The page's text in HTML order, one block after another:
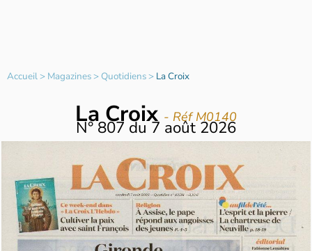
Accueil> Magazines> Quotidiens> La Croix
La Croix - Réf M0140
N°807 du7 août 2026